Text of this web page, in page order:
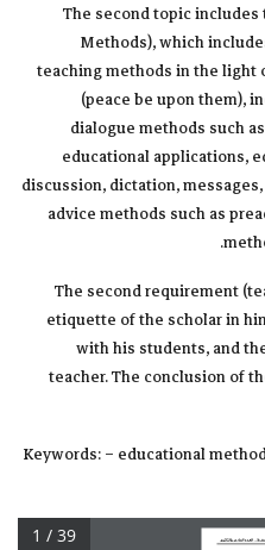
2- The second topic
Methods), which
teaching methods in the light
(peace be upon them),
dialogue methods such
educational applications,
discussion, dictation,
advice methods such as
The second requirement
etiquette of the scholar in
with his students, and
teacher. The conclusion of
Keywords: – educational
... العــدد السادس والثلاثون 1 / 39